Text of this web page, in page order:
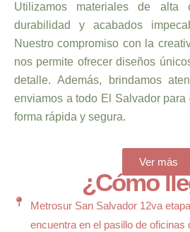
Utilizamos materiales de alta
durabilidad y acabados
Nuestro compromiso con la
nos permite ofrecer diseños
detalle. Además, brindamos
enviamos a todo El Salvador
forma rápida y segura.
Ver más
¿Cómo
Metrosur San Salvador 12va
encuentra en el pasillo de oficinas